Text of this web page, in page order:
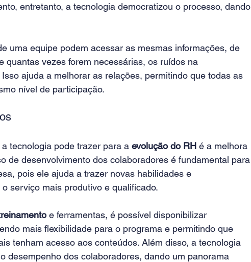
entretanto, a tecnologia democratizou o processo, dando
uma equipe podem acessar as mesmas informações, de
quantas vezes forem necessárias, os ruídos na
ajuda a melhorar as relações, permitindo que todas as
nível de participação.
tecnologia pode trazer para a evolução do RH é a melhora
de desenvolvimento dos colaboradores é fundamental para
pois ele ajuda a trazer novas habilidades e
serviço mais produtivo e qualificado.
e ferramentas, é possível disponibilizar
mais flexibilidade para o programa e permitindo que
tenham acesso aos conteúdos. Além disso, a tecnologia
desempenho dos colaboradores, dando um panorama